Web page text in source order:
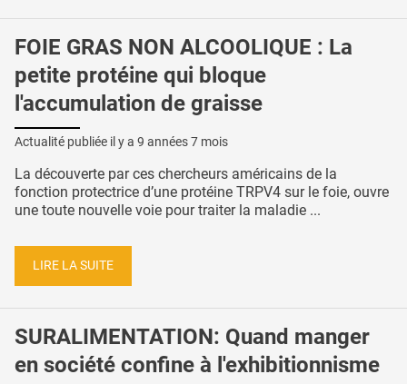
FOIE GRAS NON ALCOOLIQUE : La
petite protéine qui bloque
l'accumulation de graisse
Actualité publiée il y a 9 années 7 mois
La découverte par ces chercheurs américains de la
fonction protectrice d’une protéine TRPV4 sur le foie, ouvre
une toute nouvelle voie pour traiter la maladie ...
LIRE LA SUITE
SURALIMENTATION: Quand manger
en société confine à l'exhibitionnisme